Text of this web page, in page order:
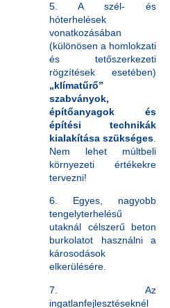
5. A szél- és
hóterhelések
vonatkozásában
(különösen a homlokzati
és tetőszerkezeti
rögzítések esetében)
„klímatűrő”
szabványok,
építőanyagok és
építési technikák
kialakítása szükséges
Nem lehet múltbeli
környezeti értékekre
tervezni!
6. Egyes, nagyobb
tengelyterhelésű
utaknál célszerű beton
burkolatot használni a
károsodások
elkerülésére.
7. Az
ingatlanfejlesztéseknél